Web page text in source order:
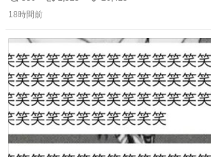
て！これで第二波いつでもいけます！！
は乾燥パスタに負けます。豆腐くらいや
返
信
リ
数
い
18時間前